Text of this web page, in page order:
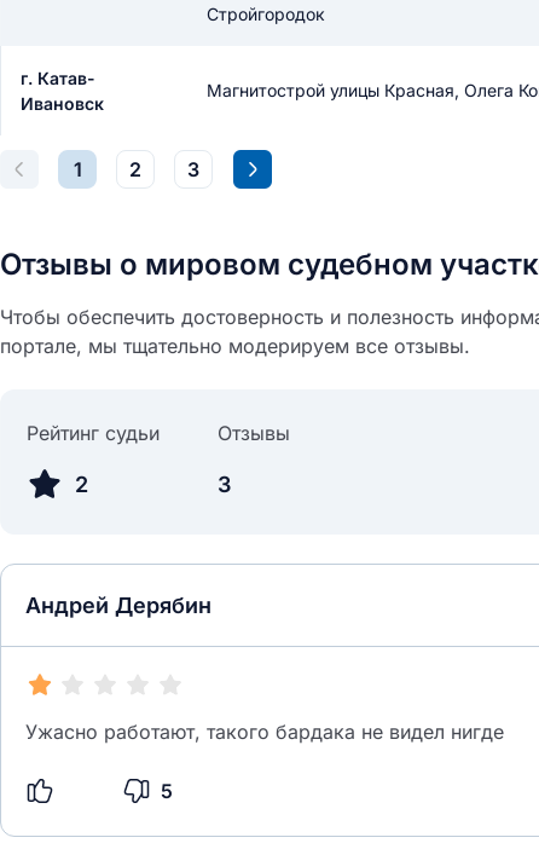
Стройгородок
г. Катав-
Ивановск
Магнитострой улицы Красная, Олега
1 2 3
Отзывы о мировом судебном
Чтобы обеспечить достоверность и полезность
портале, мы тщательно модерируем все отзывы.
Рейтинг судьи
2
Отзывы
3
Андрей Дерябин
Ужасно работают, такого бардака не видел нигде
5